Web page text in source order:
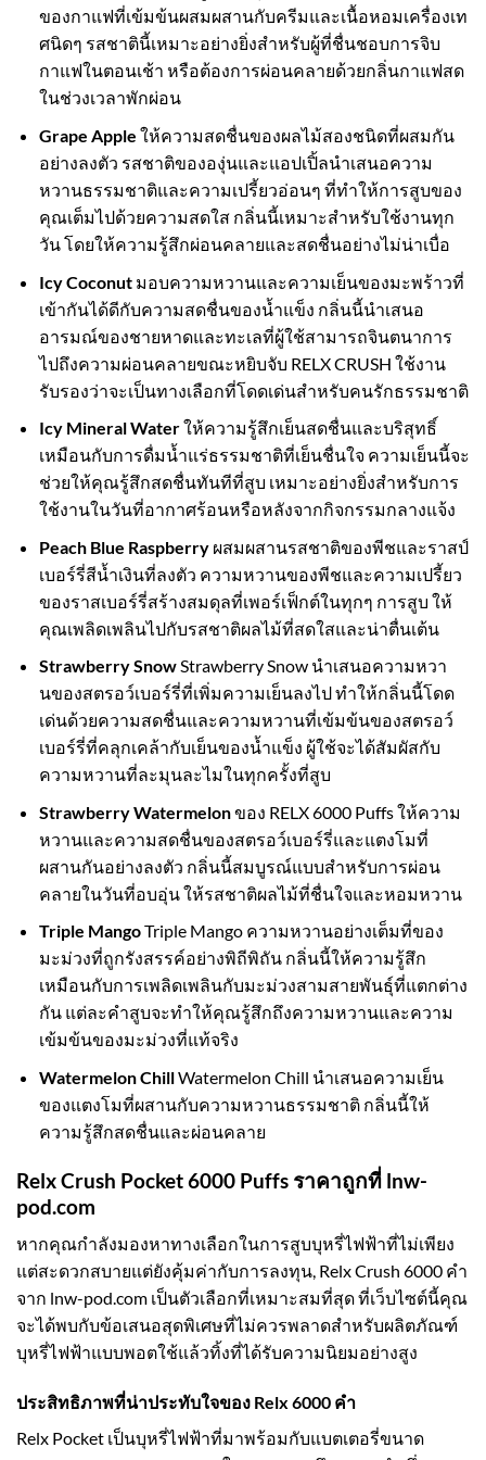
ของกาแฟที่เข้มข้นผสมผสานกับครีมและเนื้อหอมเครื่องเท
ศนิดๆ รสชาตินี้เหมาะอย่างยิ่งสำหรับผู้ที่ชื่นชอบการจิบ
กาแฟในตอนเช้า หรือต้องการผ่อนคลายด้วยกลิ่นกาแฟสด
ในช่วงเวลาพักผ่อน
Grape Apple ให้ความสดชื่นของผลไม้สองชนิดที่ผสมกัน
อย่างลงตัว รสชาติขององุ่นและแอปเปิ้ลนำเสนอความ
หวานธรรมชาติและความเปรี้ยวอ่อนๆ ที่ทำให้การสูบของ
คุณเต็มไปด้วยความสดใส กลิ่นนี้เหมาะสำหรับใช้งานทุก
วัน โดยให้ความรู้สึกผ่อนคลายและสดชื่นอย่างไม่น่าเบื่อ
Icy Coconutมอบความหวานและความเย็นของมะพร้าวที่
เข้ากันได้ดีกับความสดชื่นของน้ำแข็ง กลิ่นนี้นำเสนอ
อารมณ์ของชายหาดและทะเลที่ผู้ใช้สามารถจินตนาการ
ไปถึงความผ่อนคลายขณะหยิบจับ RELX CRUSH ใช้งาน
รับรองว่าจะเป็นทางเลือกที่โดดเด่นสำหรับคนรักธรรมชาติ
Icy Mineral Waterให้ความรู้สึกเย็นสดชื่นและบริสุทธิ์
เหมือนกับการดื่มน้ำแร่ธรรมชาติที่เย็นชื่นใจ ความเย็นนี้จะ
ช่วยให้คุณรู้สึกสดชื่นทันทีที่สูบ เหมาะอย่างยิ่งสำหรับการ
ใช้งานในวันที่อากาศร้อนหรือหลังจากกิจกรรมกลางแจ้ง
Peach Blue Raspberryผสมผสานรสชาติของพีชและราสป์
เบอร์รี่สีน้ำเงินที่ลงตัว ความหวานของพีชและความเปรี้ยว
ของราสเบอร์รี่สร้างสมดุลที่เพอร์เฟ็กต์ในทุกๆ การสูบ ให้
คุณเพลิดเพลินไปกับรสชาติผลไม้ที่สดใสและน่าตื่นเต้น
Strawberry SnowStrawberry Snow นำเสนอความหวา
นของสตรอว์เบอร์รี่ที่เพิ่มความเย็นลงไป ทำให้กลิ่นนี้โดด
เด่นด้วยความสดชื่นและความหวานที่เข้มข้นของสตรอว์
เบอร์รี่ที่คลุกเคล้ากับเย็นของน้ำแข็ง ผู้ใช้จะได้สัมผัสกับ
ความหวานที่ละมุนละไมในทุกครั้งที่สูบ
Strawberry Watermelonของ RELX 6000 Puffs ให้ความ
หวานและความสดชื่นของสตรอว์เบอร์รี่และแตงโมที่
ผสานกันอย่างลงตัว กลิ่นนี้สมบูรณ์แบบสำหรับการผ่อน
คลายในวันที่อบอุ่น ให้รสชาติผลไม้ที่ชื่นใจและหอมหวาน
Triple MangoTriple Mango ความหวานอย่างเต็มที่ของ
มะม่วงที่ถูกรังสรรค์อย่างพิถีพิถัน กลิ่นนี้ให้ความรู้สึก
เหมือนกับการเพลิดเพลินกับมะม่วงสามสายพันธุ์ที่แตกต่าง
กัน แต่ละคำสูบจะทำให้คุณรู้สึกถึงความหวานและความ
เข้มข้นของมะม่วงที่แท้จริง
Watermelon ChillWatermelon Chill นำเสนอความเย็น
ของแตงโมที่ผสานกับความหวานธรรมชาติ กลิ่นนี้ให้
ความรู้สึกสดชื่นและผ่อนคลาย
Relx Crush Pocket 6000 Puffs ราคาถูกที่ lnw-
pod.com
หากคุณกำลังมองหาทางเลือกในการสูบบุหรี่ไฟฟ้าที่ไม่เพียง
แต่สะดวกสบายแต่ยังคุ้มค่ากับการลงทุน, Relx Crush 6000 คำ
จาก lnw-pod.com เป็นตัวเลือกที่เหมาะสมที่สุด ที่เว็บไซต์นี้คุณ
จะได้พบกับข้อเสนอสุดพิเศษที่ไม่ควรพลาดสำหรับผลิตภัณฑ์
บุหรี่ไฟฟ้าแบบพอตใช้แล้วทิ้งที่ได้รับความนิยมอย่างสูง
ประสิทธิภาพที่น่าประทับใจของ Relx 6000 คำ
Relx Pocket เป็นบุหรี่ไฟฟ้าที่มาพร้อมกับแบตเตอรี่ขนาด